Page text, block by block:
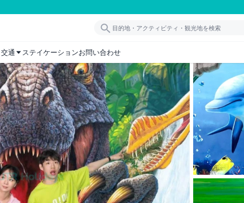
交通 ステイケーションお問い合わせ